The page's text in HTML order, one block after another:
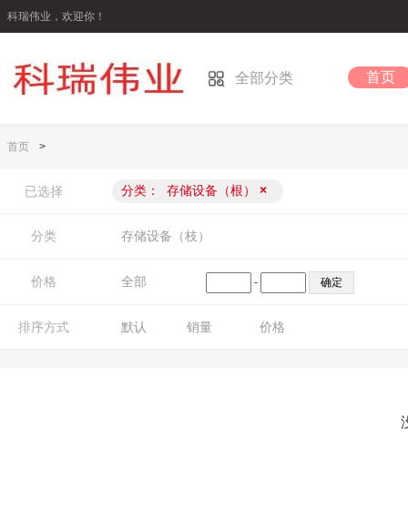
科瑞伟业，欢迎你！
全部分类 首页
首页 >
已选择 分类： 存储设备（根） ×
分类 存储设备（枝）
价格 全部 -
排序方式 默认 销量 价格